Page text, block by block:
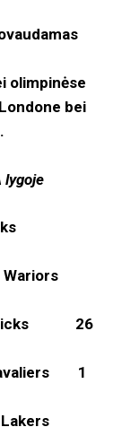
olimpinėse
bei
26
1
Lakers